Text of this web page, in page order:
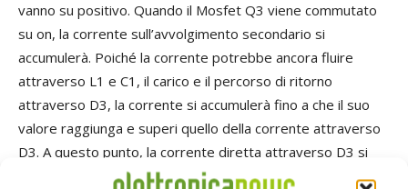
vanno su positivo. Quando il Mosfet Q3 viene commutato
su on, la corrente sull’avvolgimento secondario si
accumulerà. Poiché la corrente potrebbe ancora fluire
attraverso L1 e C1, il carico e il percorso di ritorno
attraverso D3, la corrente si accumulerà fino a che il suo
valore raggiunga e superi quello della corrente attraverso
D3. A questo punto, la corrente diretta attraverso D3 si
fermerà e la tensione VS attraverso l’avvolgimento